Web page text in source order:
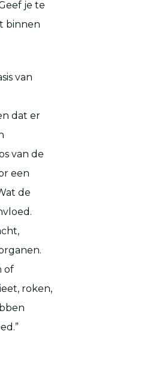
je te
binnen
van
dat er
van de
een
de
of
roken,